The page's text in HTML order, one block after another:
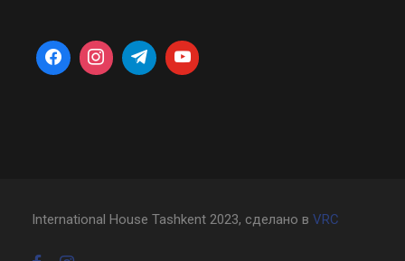
International House Tashkent 2023, сделано в VRC